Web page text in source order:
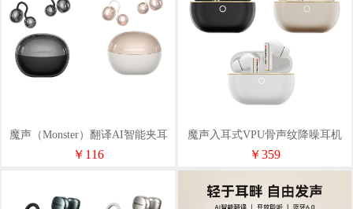
魔声（Monster）翻译AI智能夹耳
式蓝牙耳机MD06
￥116
魔声入耳式VPU骨声纹降噪耳机
MD05（ai耳机）
￥359